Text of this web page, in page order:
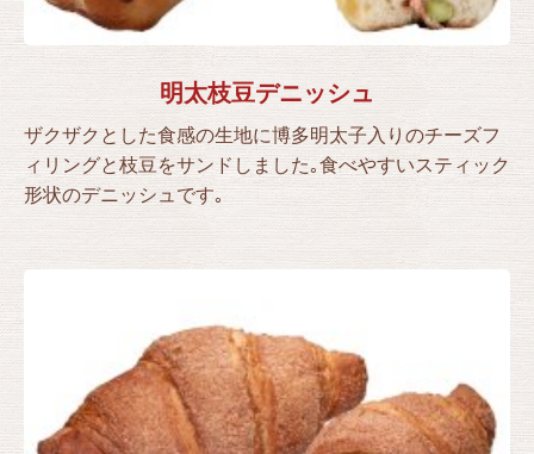
明太枝豆デニッシュ
ザクザクとした食感の生地に博多明太子入りのチーズフ
ィリングと枝豆をサンドしました｡食べやすいスティック
形状のデニッシュです｡